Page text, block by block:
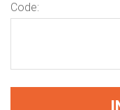
Code: